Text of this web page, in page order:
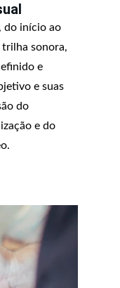
do início ao
sonora,
e
e suas
do
e do